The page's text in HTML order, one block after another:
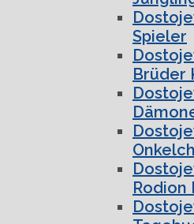
Spieler
Brüder
Rodion